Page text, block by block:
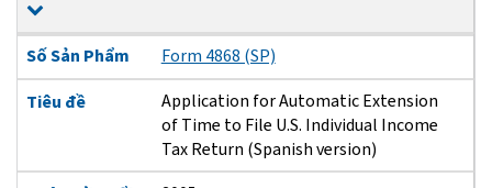
Số Sản Phẩm
Form 4868 (SP)
Tiêu đề
Application for Automatic Extension
of Time to File U.S. Individual Income
Tax Return (Spanish version)